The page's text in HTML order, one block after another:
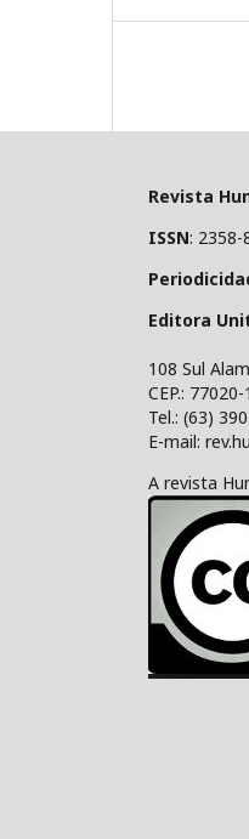
Revista
ISSN: 2358-
Editora
108 Sul
CEP.:
Tel.: (63)
E-mail:
A revista